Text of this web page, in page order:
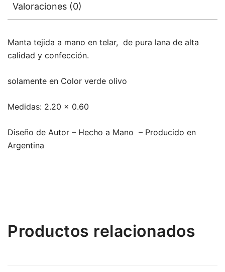
Valoraciones (0)
Manta tejida a mano en telar, de pura lana de alta
calidad y confección.
solamente en Color verde olivo
Medidas: 2.20 x 0.60
Diseño de Autor – Hecho a Mano – Producido en
Argentina
Productos relacionados